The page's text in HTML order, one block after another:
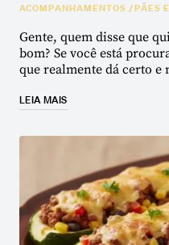
ACOMPANHAMENTOS /PÃES
Gente, quem disse que
bom? Se você está
que realmente dá certo e
LEIA MAIS